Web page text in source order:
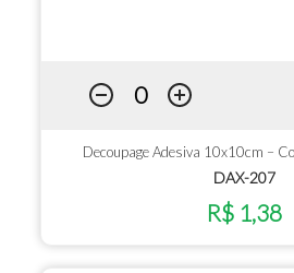
Decoupage Adesiva 10x10cm –
DAX-207
R$ 1,38